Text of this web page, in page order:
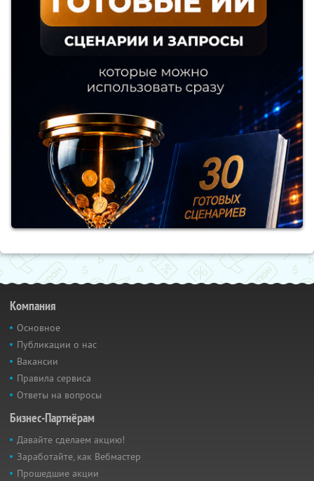
Компания
Основное
Публикации о нас
Вакансии
Правила сервиса
Ответы на вопросы
Бизнес-Партнёрам
Давайте сделаем акцию!
Заработайте, как Вебмастер
Прошедшие акции